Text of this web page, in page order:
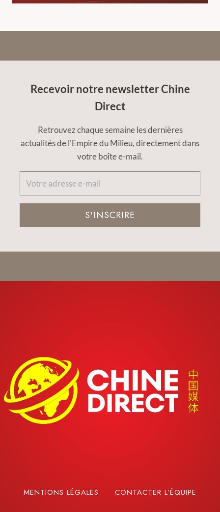
Recevoir notre newsletter Chine
Direct
Retrouvez chaque semaine les dernières
actualités de l'Empire du Milieu, directement dans
votre boîte e-mail.
S'INSCRIRE
MENTIONS LÉGALES CONTACTER L’ÉQUIPE